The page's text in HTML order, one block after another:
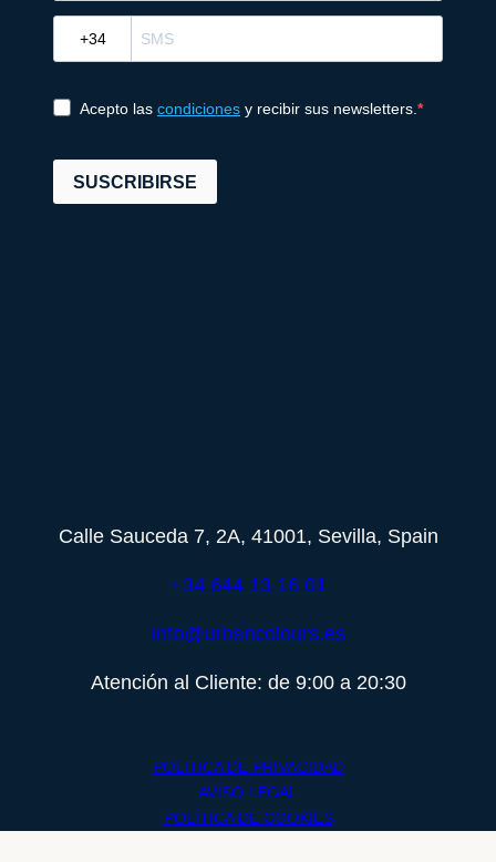
Calle Sauceda 7, 2A, 41001, Sevilla, Spain
+34 644 13 16 01
info@urbancolours.es
Atención al Cliente: de 9:00 a 20:30
POLITICA DE PRIVACIDAD
​​AVISO LEGAL
POLÍTICA DE COOKIES